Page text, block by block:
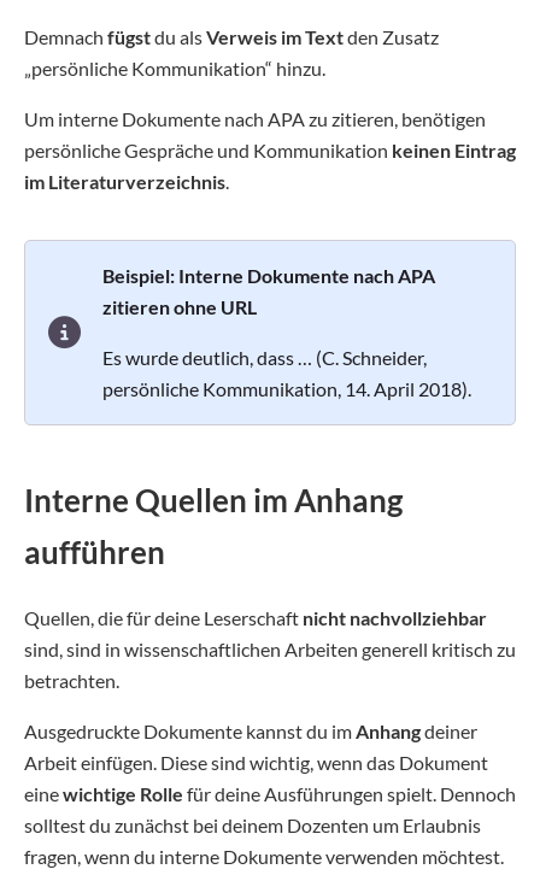
Demnach fügstdu alsVerweis im Textden Zusatz
„persönliche Kommunikation“ hinzu.
Um interne Dokumente nach APA zu zitieren, benötigen
persönliche Gespräche und Kommunikation keinen Eintrag
im Literaturverzeichnis
Beispiel: Interne Dokumente nach APA
zitieren ohne URL
Es wurde deutlich, dass … (C. Schneider,
persönliche Kommunikation , 14. April 2018).
Interne Quellen im Anhang
aufführen
Quellen, die für deine Leserschaft nicht nachvollziehbar
sind, sind in wissenschaftlichen Arbeiten generell kritisch zu
betrachten.
Ausgedruckte Dokumente kannst du imAnhangdeiner
Arbeit einfügen. Diese sind wichtig, wenn das Dokument
einewichtige Rolle für deine Ausführungen spielt. Dennoch
solltest du zunächst bei deinem Dozenten um Erlaubnis
fragen, wenn du interne Dokumente verwenden möchtest.